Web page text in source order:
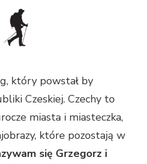
który powstał by
Czeskiej. Czechy to
miasta i miasteczka,
które pozostają w
się Grzegorz i